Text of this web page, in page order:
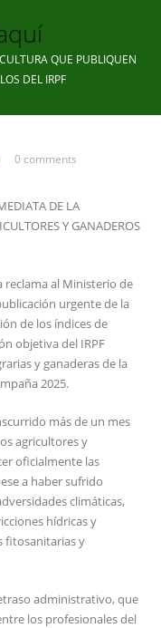
QUE PUBLIQUEN
DEL IRPF
0 comments
DE LA
Y GANADEROS
reclama al Ministerio de
urgente de la
de los índices de
objetiva del IRPF
y ganaderas de la
2025.
más de un mes
agricultores y
oficialmente las
a haber sufrido
climáticas,
hídricas y
fitosanitarias y
administrativo, que
los profesionales del